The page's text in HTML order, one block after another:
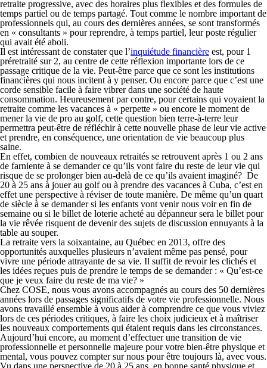
retraite progressive, avec des horaires plus flexibles et des formules de
temps partiel ou de temps partagé. Tout comme le nombre important de
professionnels qui, au cours des dernières années, se sont transformés
en « consultants » pour reprendre, à temps partiel, leur poste régulier
qui avait été aboli.
Il est intéressant de constater que l’inquiétude financière est, pour 1
préretraité sur 2, au centre de cette réflexion importante lors de ce
passage critique de la vie. Peut-être parce que ce sont les institutions
financières qui nous incitent à y penser. Ou encore parce que c’est une
corde sensible facile à faire vibrer dans une société de haute
consommation. Heureusement par contre, pour certains qui voyaient la
retraite comme les vacances à « perpette » ou encore le moment de
mener la vie de pro au golf, cette question bien terre-à-terre leur
permettra peut-être de réfléchir à cette nouvelle phase de leur vie active
et prendre, en conséquence, une orientation de vie beaucoup plus
saine.
En effet, combien de nouveaux retraités se retrouvent après 1 ou 2 ans
de farniente à se demander ce qu’ils vont faire du reste de leur vie qui
risque de se prolonger bien au-delà de ce qu’ils avaient imaginé? De
20 à 25 ans à jouer au golf ou à prendre des vacances à Cuba, c’est en
effet une perspective à réviser de toute manière. De même qu’un quart
de siècle à se demander si les enfants vont venir nous voir en fin de
semaine ou si le billet de loterie acheté au dépanneur sera le billet pour
la vie rêvée risquent de devenir des sujets de discussion ennuyants à la
table au souper.
La retraite vers la soixantaine, au Québec en 2013, offre des
opportunités auxquelles plusieurs n’avaient même pas pensé, pour
vivre une période attrayante de sa vie. Il suffit de revoir les clichés et
les idées reçues puis de prendre le temps de se demander : « Qu’est-ce
que je veux faire du reste de ma vie? »
Chez COSE, nous vous avons accompagnés au cours des 50 dernières
années lors de passages significatifs de votre vie professionnelle. Nous
avons travaillé ensemble à vous aider à comprendre ce que vous viviez
lors de ces périodes critiques, à faire les choix judicieux et à maîtriser
les nouveaux comportements qui étaient requis dans les circonstances.
Aujourd’hui encore, au moment d’effectuer une transition de vie
professionnelle et personnelle majeure pour votre bien-être physique et
mental, vous pouvez compter sur nous pour être toujours là, avec vous.
Vu dans une perspective de 20 à 25 ans, en bonne santé physique et